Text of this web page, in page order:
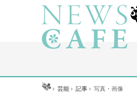
ホーム ›芸能 ›記事 ›写真・画像